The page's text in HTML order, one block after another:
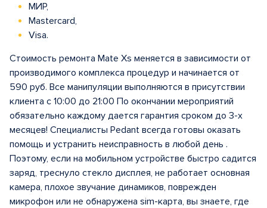
МИР,
Mastercard,
Visa.
Стоимость ремонта Mate Xs меняется в зависимости от
производимого комплекса процедур и начинается от
590 руб. Все манипуляции выполняются в присутствии
клиента с 10:00 до 21:00 По окончании мероприятий
обязательно каждому дается гарантия сроком до 3-х
месяцев! Специалисты Pedant всегда готовы оказать
помощь и устранить неисправность в любой день .
Поэтому, если на мобильном устройстве быстро садится
заряд, треснуло стекло дисплея, не работает основная
камера, плохое звучание динамиков, поврежден
микрофон или не обнаружена sim-карта, вы знаете, где